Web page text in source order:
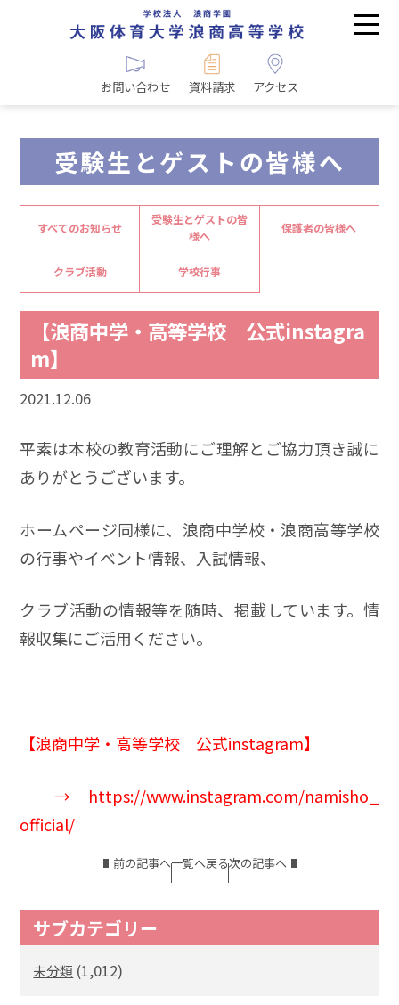
お問い合わせ 資料請求 アクセス
受験生とゲストの皆様へ
すべてのお知らせ
受験生とゲストの皆
様へ
保護者の皆様へ
クラブ活動 学校行事
【浪商中学・高等学校 公式instagra
m】
2021.12.06
平素は本校の教育活動にご理解とご協力頂き誠に
ありがとうございます。
ホームページ同様に、浪商中学校・浪商高等学校
の行事やイベント情報、入試情報、
クラブ活動の情報等を随時、掲載しています。情
報収集にご活用ください。
【浪商中学 ・高等学校 公式instagram】
→ https://www.instagram.com/namisho_
official/
前の記事へ一覧へ戻る次の記事へ
サブカテゴリー
未分類 (1,012)